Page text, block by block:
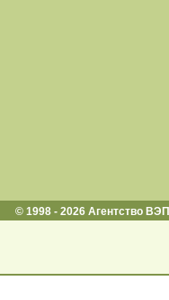
© 1998 - 2026 Агентство ВЭП